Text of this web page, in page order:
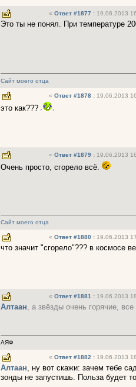
« Ответ #1877 : 19.06.2013
Это ты не понял. При температуре
Сайт моего отца
« Ответ #1878 : 19.06.2013
это как???
« Ответ #1879 : 19.06.2013
Очень просто, сгорело всё.
Сайт моего отца
« Ответ #1880 : 19.06.2013
что значит "сгорело"??? в космосе
« Ответ #1881 : 19.06.2013
Алтаaн, а звёзды очень горячие,
АЯФ
« Ответ #1882 : 19.06.2013
Алтаaн, ну вот скажи: зачем тебе
зонды не запустишь. Польза будет